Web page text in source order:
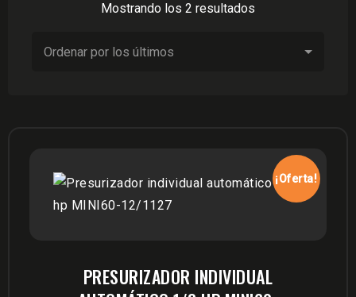
Mostrando los 2 resultados
¡Oferta!
PRESURIZADOR INDIVIDUAL